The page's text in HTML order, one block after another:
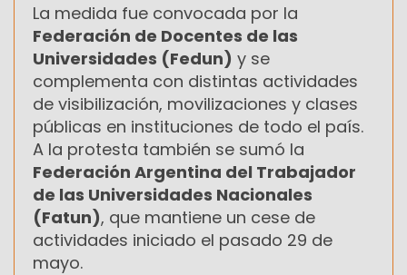
La medida fue convocada por la
Federación de Docentes de las
Universidades (Fedun) y se
complementa con distintas actividades
de visibilización, movilizaciones y clases
públicas en instituciones de todo el país.
A la protesta también se sumó la
Federación Argentina del Trabajador
de las Universidades Nacionales
(Fatun), que mantiene un cese de
actividades iniciado el pasado 29 de
mayo.